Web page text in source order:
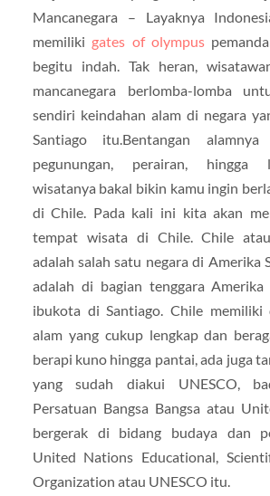
Mancanegara – Layaknya
memiliki gates of olympus
begitu indah. Tak heran,
mancanegara berlomba-lomba
sendiri keindahan alam di negara
Santiago itu.Bentangan
pegunungan, perairan, hingga
wisatanya bakal bikin kamu ingin
di Chile. Pada kali ini kita akan
tempat wisata di Chile. Chile
adalah salah satu negara di Amerika
adalah di bagian tenggara Amerika
ibukota di Santiago. Chile memiliki
alam yang cukup lengkap dan
berapi kuno hingga pantai, ada juga
yang sudah diakui UNESCO,
Persatuan Bangsa Bangsa atau
bergerak di bidang budaya dan
United Nations Educational,
Organization atau UNESCO itu.